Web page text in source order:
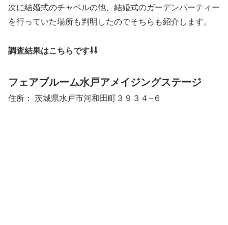
次に結婚式のチャペルの他、結婚式のガーデンパーティー
を行っていた場所も判明したのでそちらも紹介します。
調査結果はこちらです⇩⇩
フェアブルーム水戸アメイジングステージ
住所： 茨城県水戸市河和田町３９３４−６